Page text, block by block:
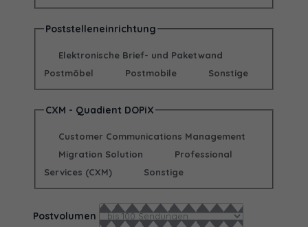
Poststelleneinrichtung
Elektronische Brief- und Paketwand
Postmöbel
Postmobile Sonstige
CXM - Quadient DOPiX
Customer Communications Management
Migration Solution
Professional
Services (CXM)
Sonstige
Postvolumen